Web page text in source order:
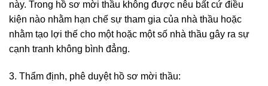
này. Trong hồ sơ mời thầu không được nêu bất cứ điều
kiện nào nhằm hạn chế sự tham gia của nhà thầu hoặc
nhằm tạo lợi thế cho một hoặc một số nhà thầu gây ra sự
cạnh tranh không bình đẳng.
3. Thẩm định, phê duyệt hồ sơ mời thầu: